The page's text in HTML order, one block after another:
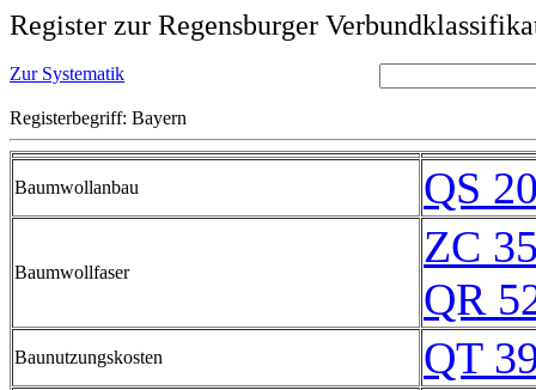
Register zur Regensburger
Zur Systematik
Registerbegriff: Bayern
Baumwollanbau QS
Baumwollfaser
ZC
QR
Baunutzungskosten QT